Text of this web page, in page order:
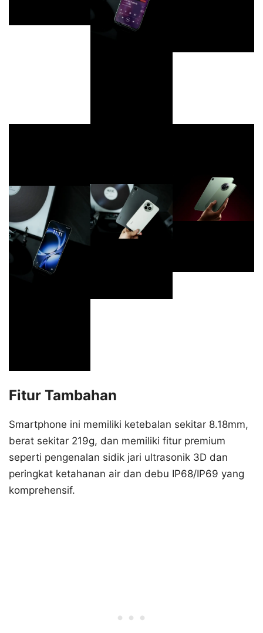
Fitur Tambahan
Smartphone ini memiliki ketebalan sekitar 8.18mm,
berat sekitar 219g, dan memiliki fitur premium
seperti pengenalan sidik jari ultrasonik 3D dan
peringkat ketahanan air dan debu IP68/IP69 yang
komprehensif.